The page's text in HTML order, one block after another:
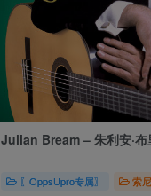
Julian Bream – 朱利安·布
〖OppsUpro专属〗 索